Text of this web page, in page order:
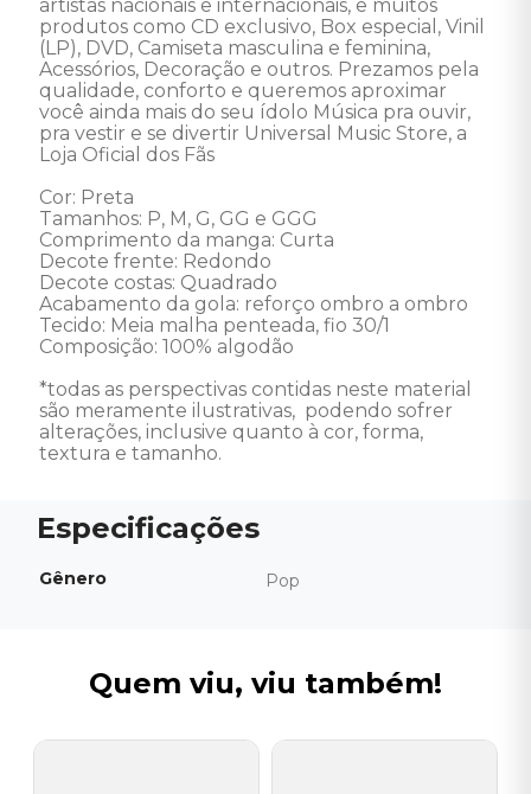
artistas nacionais e internacionais, e muitos
produtos como CD exclusivo, Box especial, Vinil
(LP), DVD, Camiseta masculina e feminina,
Acessórios, Decoração e outros. Prezamos pela
qualidade, conforto e queremos aproximar
você ainda mais do seu ídolo Música pra ouvir,
pra vestir e se divertir Universal Music Store, a
Loja Oficial dos Fãs
Cor: Preta
Tamanhos: P, M, G, GG e GGG
Comprimento da manga: Curta
Decote frente: Redondo
Decote costas: Quadrado
Acabamento da gola: reforço ombro a ombro
Tecido: Meia malha penteada, fio 30/1
Composição: 100% algodão
*todas as perspectivas contidas neste material
são meramente ilustrativas,  podendo sofrer
alterações, inclusive quanto à cor, forma,
textura e tamanho.
Gênero Pop
Quem viu, viu também!